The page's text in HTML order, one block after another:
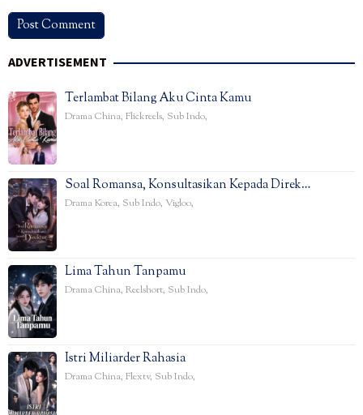
ADVERTISEMENT
Terlambat Bilang Aku Cinta Kamu
Drama China, Flickreels, Sub Indo,
Soal Romansa, Konsultasikan Kepada Direk…
Drama Korea, Sub Indo, Vigloo,
Lima Tahun Tanpamu
Drama China, Reelshort, Sub Indo,
Istri Miliarder Rahasia
Drama China, Flextv, Sub Indo,